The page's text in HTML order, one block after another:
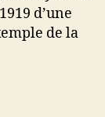
d’une
de la